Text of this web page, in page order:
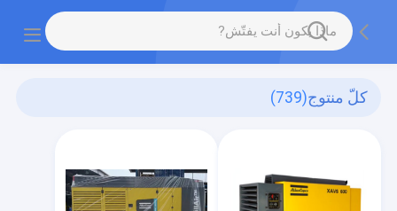
كلّ منتوج(739)